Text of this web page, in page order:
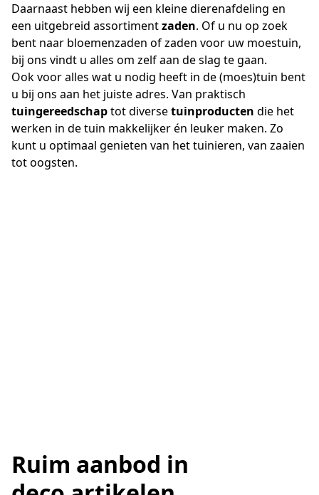
Daarnaast hebben wij een kleine dierenafdeling en
een uitgebreid assortiment zaden. Of u nu op zoek
bent naar bloemenzaden of zaden voor uw moestuin,
bij ons vindt u alles om zelf aan de slag te gaan.
Ook voor alles wat u nodig heeft in de (moes)tuin bent
tuingereedschap tot diverse tuinproducten die het
werken in de tuin makkelijker én leuker maken. Zo
kunt u optimaal genieten van het tuinieren, van zaaien
tot oogsten.
Ruim aanbod in